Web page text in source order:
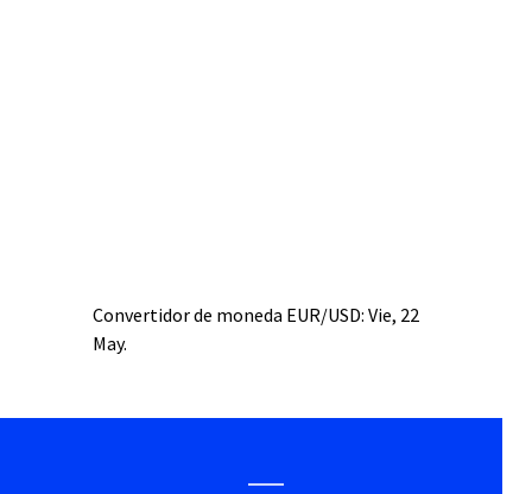
Convertidor de moneda EUR/USD: Vie, 22
May.